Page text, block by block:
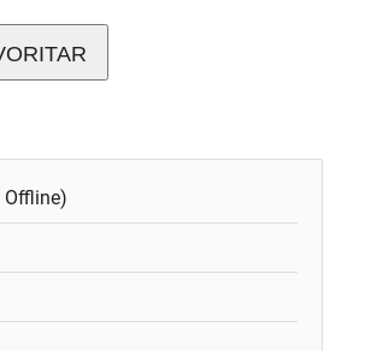
Offline)